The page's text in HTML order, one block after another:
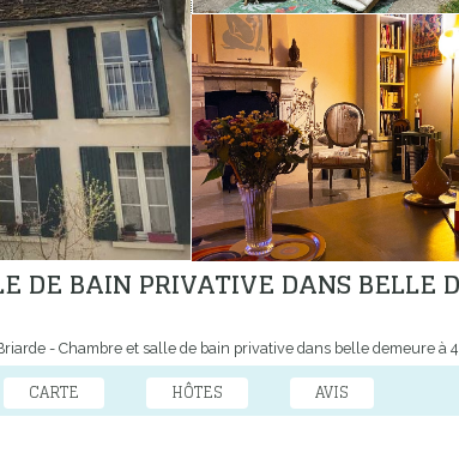
DE BAIN PRIVATIVE DANS BELLE
- Chambre et salle de bain privative dans belle demeure à
CARTE HÔTES AVIS